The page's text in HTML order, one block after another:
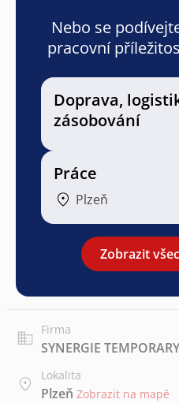
Nebo se
pracovní
Doprava,
zásobování
Práce
Plzeň
Zobrazit
Firma
SYNERGIE
Lokalita
Plzeň Zobrazit na mapě